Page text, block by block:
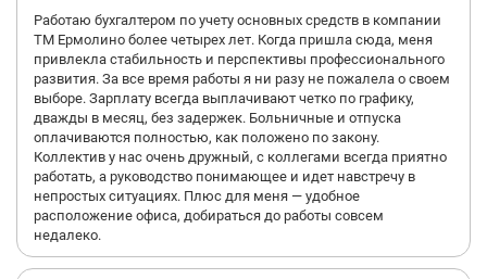
Работаю бухгалтером по учету основных средств в компании
ТМ Ермолино более четырех лет. Когда пришла сюда, меня
привлекла стабильность и перспективы профессионального
развития. За все время работы я ни разу не пожалела о своем
выборе. Зарплату всегда выплачивают четко по графику,
дважды в месяц, без задержек. Больничные и отпуска
оплачиваются полностью, как положено по закону.
Коллектив у нас очень дружный, с коллегами всегда приятно
работать, а руководство понимающее и идет навстречу в
непростых ситуациях. Плюс для меня — удобное
расположение офиса, добираться до работы совсем
недалеко.